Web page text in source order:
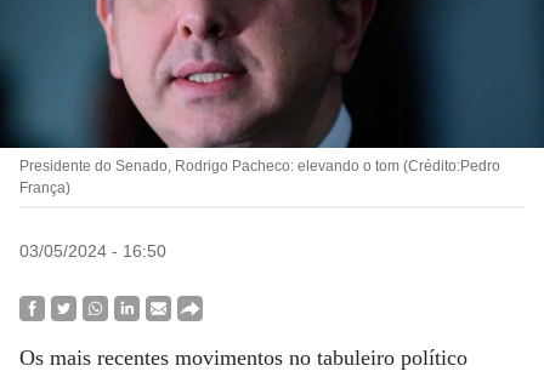
Presidente do Senado, Rodrigo Pacheco: elevando o tom (Crédito:Pedro
França)
03/05/2024 - 16:50
Os mais recentes movimentos no tabuleiro político